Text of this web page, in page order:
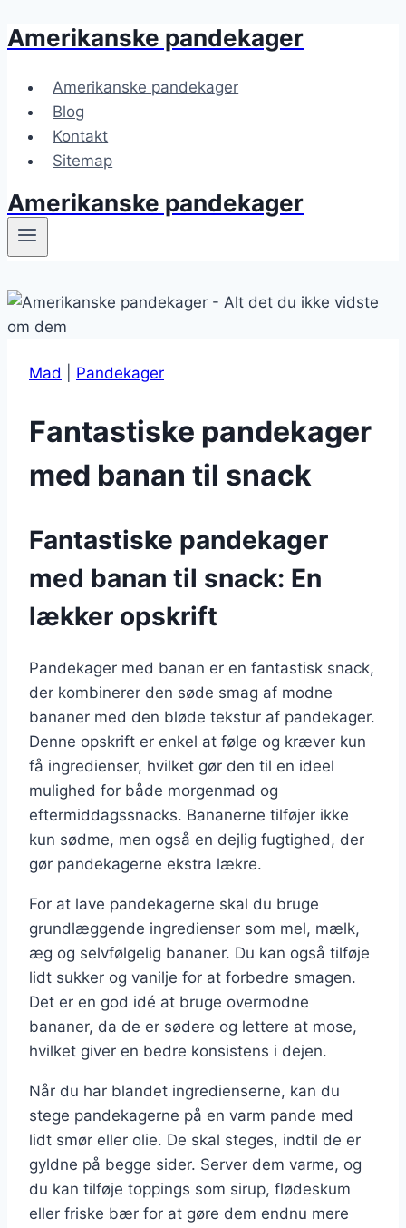
Fortsæt
indhold
Amerikanske pandekager
Amerikanske pandekager
Blog
Kontakt
Sitemap
Amerikanske pandekager
Mad Pandekager
Fantastiske pandekager
med banan til snack
Fantastiske pandekager
med banan til snack: En
lækker opskrift
Pandekager med banan er en fantastisk snack,
der kombinerer den søde smag af modne
bananer med den bløde tekstur af pandekager.
Denne opskrift er enkel at følge og kræver kun
få ingredienser, hvilket gør den til en ideel
mulighed for både morgenmad og
eftermiddagssnacks. Bananerne tilføjer ikke
kun sødme, men også en dejlig fugtighed, der
gør pandekagerne ekstra lækre.
For at lave pandekagerne skal du bruge
grundlæggende ingredienser som mel, mælk,
æg og selvfølgelig bananer. Du kan også tilføje
lidt sukker og vanilje for at forbedre smagen.
Det er en god idé at bruge overmodne
bananer, da de er sødere og lettere at mose,
hvilket giver en bedre konsistens i dejen.
Når du har blandet ingredienserne, kan du
stege pandekagerne på en varm pande med
lidt smør eller olie. De skal steges, indtil de er
gyldne på begge sider. Server dem varme, og
du kan tilføje toppings som sirup, flødeskum
eller friske bær for at gøre dem endnu mere